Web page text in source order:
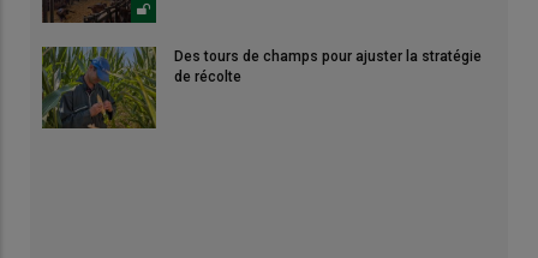
Des tours de champs pour ajuster la stratégie
de récolte